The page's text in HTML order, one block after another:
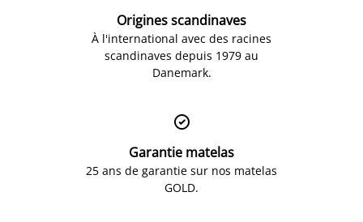
Origines scandinaves
À l'international avec des racines
scandinaves depuis 1979 au
Danemark.

Garantie matelas
25 ans de garantie sur nos matelas
GOLD.